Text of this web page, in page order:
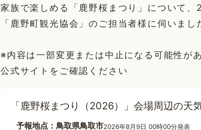
家族で楽しめる「鹿野桜まつり」について
「鹿野町観光協会」のご担当者様に伺いまし
※内容は一部変更または中止になる可能性が
公式サイトをご確認ください
「鹿野桜まつり（2026）」会場周辺の天
予報地点：鳥取県鳥取市2026年8月9日 00時00分発表